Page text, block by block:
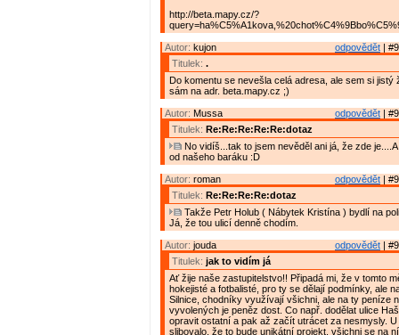
http://beta.mapy.cz/?
odpovědět |
Autor: kujon
Titulek: .
Do komentu se nevešla celá adresa, ale sem si jistý
sám na adr. beta.mapy.cz ;)
odpovědět |
Autor: Mussa
Titulek: Re:Re:Re:Re:Re:dotaz
No vidíš...tak to jsem nevěděl ani já, že zde
od našeho baráku :D
odpovědět |
Autor: roman
Titulek: Re:Re:Re:Re:dotaz
Takže Petr Holub ( Nábytek Kristína ) bydlí na
Já, že tou ulicí denně chodím.
odpovědět |
Autor: jouda
Titulek: jak to vidím já
Ať žije naše zastupitelstvo!! Připadá mi, že v tomto
hokejisté a fotbalisté, pro ty se dělají podmínky, ale
Silnice, chodníky využívají všichni, ale na ty peníze
vyvolených je peněz dost. Co např. dodělat ulice
opravit ostatní a pak až začít utrácet za nesmysly.
slibovalo, že to bude unikátní projekt, všichni se na